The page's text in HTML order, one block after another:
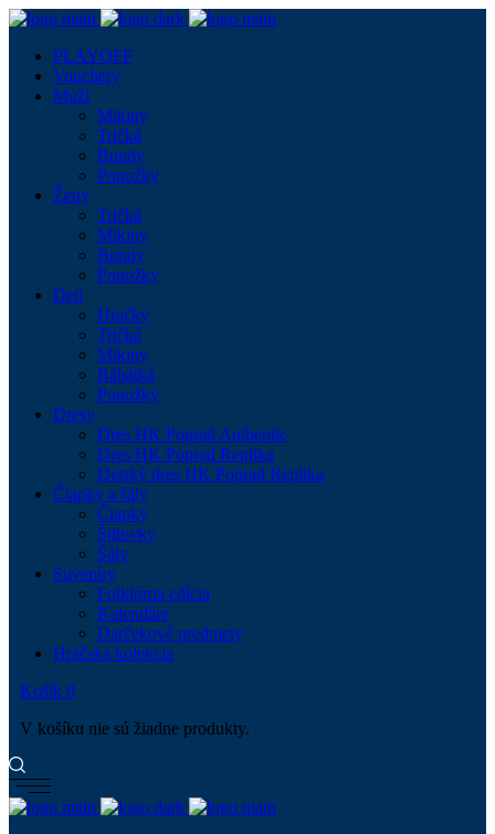
PLAYOFF
Vouchery
Muži
Mikiny
Tričká
Bundy
Ponožky
Ženy
Tričká
Mikiny
Bundy
Ponožky
Deti
Hračky
Tričká
Mikiny
Bábätká
Ponožky
Dresy
Dres HK Poprad Authentic
Dres HK Poprad Replika
Detský dres HK Poprad Replika
Čiapky a šály
Čiapky
Šiltovky
Šály
Suveníry
Folklórna edícia
Kalendáre
Darčekové predmety
Hráčska kolekcia
Košík 0
V košíku nie sú žiadne produkty.